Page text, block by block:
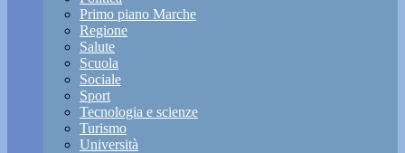
Primo piano Marche
Regione
Salute
Scuola
Sociale
Sport
Tecnologia e scienze
Turismo
Università